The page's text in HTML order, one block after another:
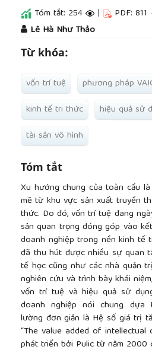
Tóm tắt: 254 | PDF: 811
Lê Hà Như Thảo
Từ khóa:
vốn trí tuệ
phương pháp
kinh tế tri thức
hiệu quả sử
tài sản vô hình
Tóm tắt
Xu hướng chung của toàn cầu
mẽ từ khu vực sản xuất truyền
thức. Do đó, vốn trí tuệ đang
sản quan trọng đóng góp vào
doanh nghiệp trong nền kinh tế
đã thu hút được nhiều sự quan
tế học cũng như các nhà quản
nghiên cứu và trình bày khái
vốn trí tuệ và hiệu quả sử
doanh nghiệp nói chung
lường đơn giản là Hệ số giá trị
“The value added of
phát triển bởi Pulic từ năm 2000